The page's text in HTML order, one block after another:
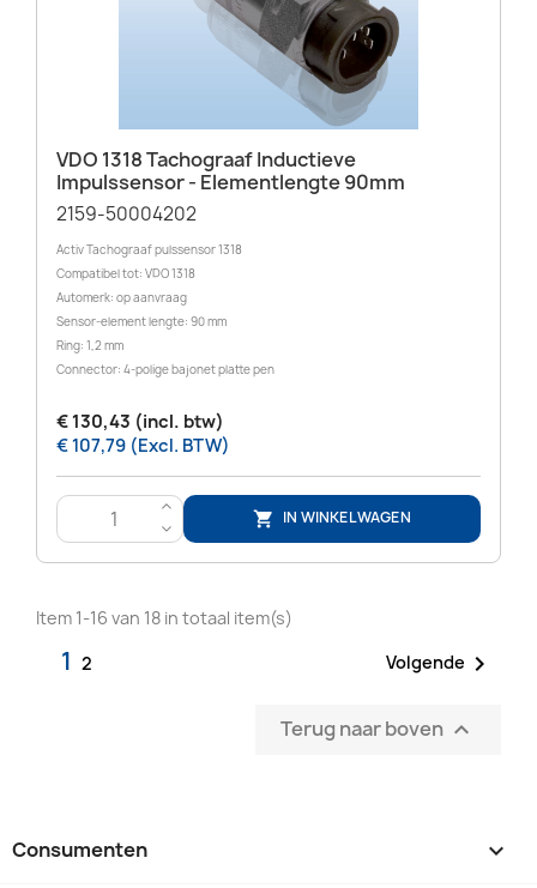
VDO 1318 Tachograaf Inductieve
Impulssensor - Elementlengte 90mm
2159-50004202
Activ Tachograaf pulssensor 1318
Compatibel tot: VDO 1318
Automerk: op aanvraag
Sensor-element lengte: 90 mm
Ring: 1,2 mm
Connector: 4-polige bajonet platte pen
€ 130,43 (incl. btw)
€ 107,79 (Excl. BTW)
>
<
 IN WINKELWAGEN
Item 1-16 van 18 in totaal item(s)
1 2 Volgende 
Terug naar boven 
Consumenten 